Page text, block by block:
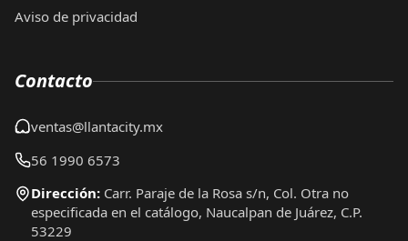
Aviso de privacidad
Contacto
ventas@llantacity.mx
56 1990 6573
Dirección: Carr. Paraje de la Rosa s/n, Col. Otra no
especificada en el catálogo, Naucalpan de Juárez, C.P.
53229